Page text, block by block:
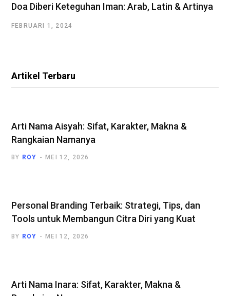
Doa Diberi Keteguhan Iman: Arab, Latin & Artinya
FEBRUARI 1, 2024
Artikel Terbaru
Arti Nama Aisyah: Sifat, Karakter, Makna &
Rangkaian Namanya
BY ROY MEI 12, 2026
Personal Branding Terbaik: Strategi, Tips, dan
Tools untuk Membangun Citra Diri yang Kuat
BY ROY MEI 12, 2026
Arti Nama Inara: Sifat, Karakter, Makna &